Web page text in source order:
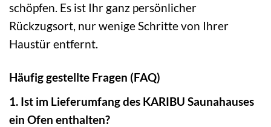
schöpfen. Es ist Ihr ganz persönlicher
Rückzugsort, nur wenige Schritte von Ihrer
Haustür entfernt.
Häufig gestellte Fragen (FAQ)
1. Ist im Lieferumfang des KARIBU Saunahauses
ein Ofen enthalten?